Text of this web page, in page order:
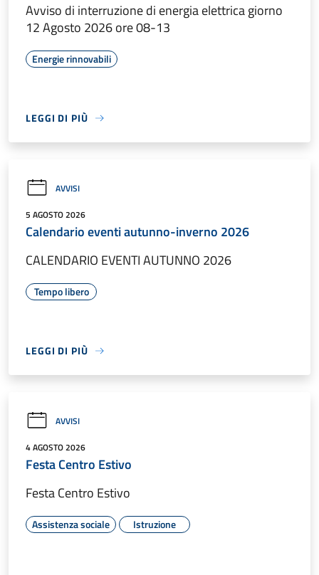
Avviso di interruzione di energia elettrica giorno
12 Agosto 2026 ore 08-13
Energie rinnovabili
LEGGI DI PIÙ
AVVISI
5 AGOSTO 2026
Calendario eventi autunno-inverno 2026
CALENDARIO EVENTI AUTUNNO 2026
Tempo libero
LEGGI DI PIÙ
AVVISI
4 AGOSTO 2026
Festa Centro Estivo
Festa Centro Estivo
Assistenza sociale Istruzione